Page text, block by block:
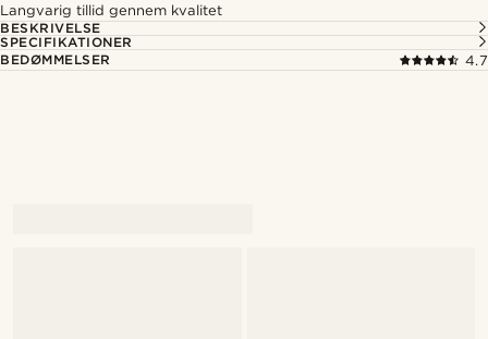
Langvarig tillid gennem kvalitet
BESKRIVELSE
SPECIFIKATIONER
BEDØMMELSER
4.7